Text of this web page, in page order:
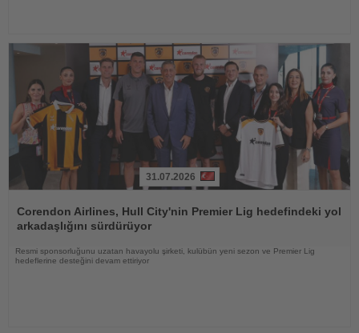
Oku
31.07.2026
Corendon Airlines, Hull City'nin Premier Lig hedefindeki yol
arkadaşlığını sürdürüyor
Resmi sponsorluğunu uzatan havayolu şirketi, kulübün yeni sezon ve Premier Lig
hedeflerine desteğini devam ettiriyor